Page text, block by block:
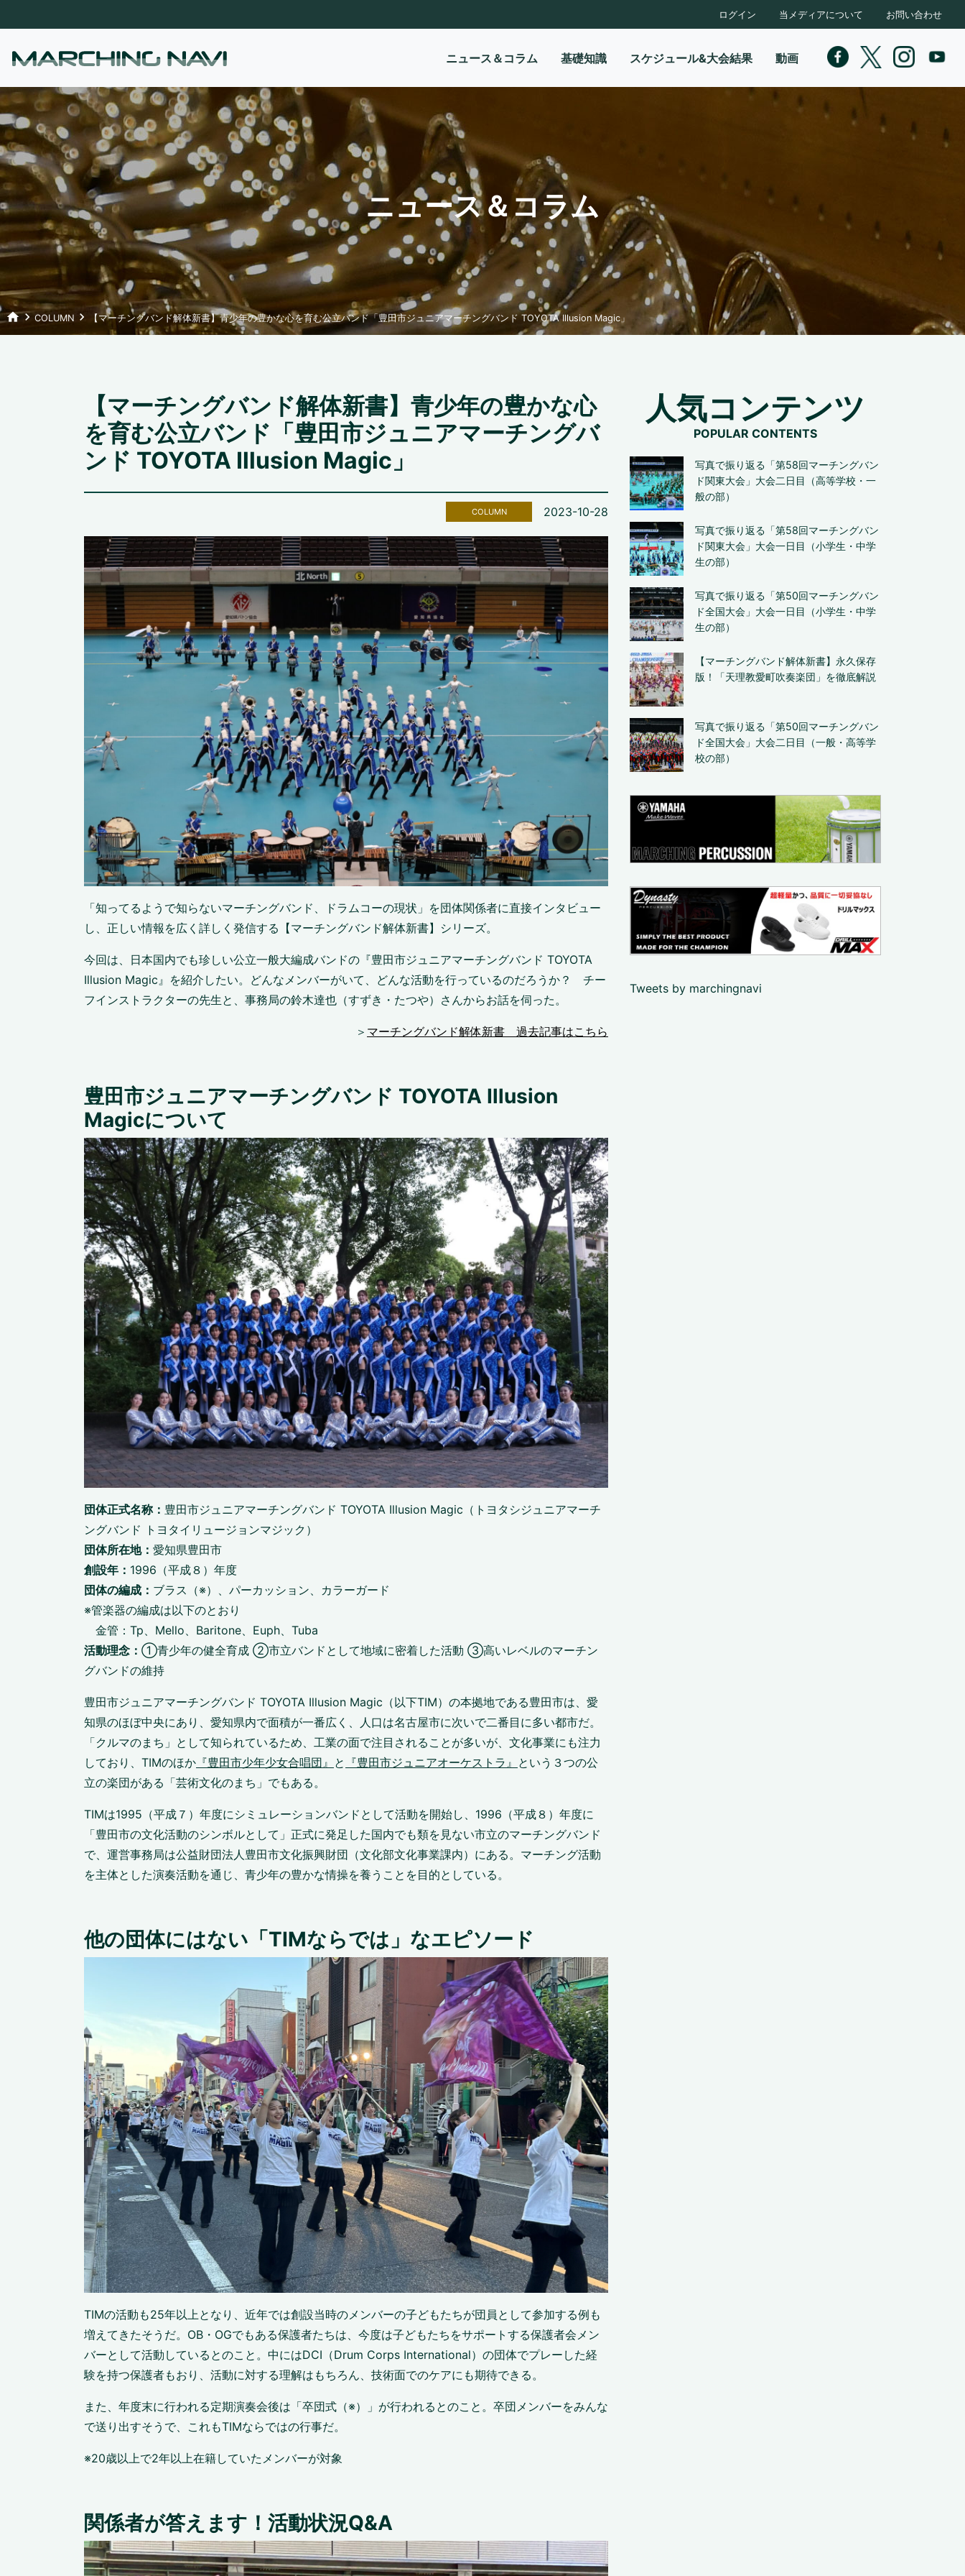
ログイン 当メディアについて お問い合わせ
ニュース＆コラム 基礎知識 スケジュール&大会結果 動画
ニュース＆コラム
homekeyboard_arrow_right COLUMN keyboard_arrow_right 【マーチングバンド解体新書】青少年の豊かな心を育む公立バンド「豊田市ジュニアマーチングバンド TOYOTA Illusion Magic」
【マーチングバンド解体新書】青少年の豊かな心
を育む公立バンド「豊田市ジュニアマーチングバ
ンド TOYOTA Illusion Magic」
COLUMN 2023-10-28
「知ってるようで知らないマーチングバンド、ドラムコーの現状」を団体関係者に直接インタビュー
し、正しい情報を広く詳しく発信する【マーチングバンド解体新書】シリーズ。
今回は、日本国内でも珍しい公立一般大編成バンドの『豊田市ジュニアマーチングバンド TOYOTA
Illusion Magic』を紹介したい。どんなメンバーがいて、どんな活動を行っているのだろうか？ チー
フインストラクターの先生と、事務局の鈴木達也（すずき・たつや）さんからお話を伺った。
＞ マーチングバンド解体新書 過去記事はこちら
豊田市ジュニアマーチングバンド TOYOTA Illusion
Magicについて
団体正式名称： 豊田市ジュニアマーチングバンド TOYOTA Illusion Magic（トヨタシジュニアマーチ
ングバンド トヨタイリュージョンマジック）
団体所在地： 愛知県豊田市
創設年： 1996（平成８）年度
団体の編成： ブラス（※）、パーカッション、カラーガード
※管楽器の編成は以下のとおり
金管：Tp、Mello、Baritone、Euph、Tuba
活動理念： ①青少年の健全育成 ②市立バンドとして地域に密着した活動 ③高いレベルのマーチン
グバンドの維持
豊田市ジュニアマーチングバンド TOYOTA Illusion Magic（以下TIM）の本拠地である豊田市は、愛
知県のほぼ中央にあり、愛知県内で面積が一番広く、人口は名古屋市に次いで二番目に多い都市だ。
「クルマのまち」として知られているため、工業の面で注目されることが多いが、文化事業にも注力
しており、TIMのほか 『豊田市少年少女合唱団』 と 『豊田市ジュニアオーケストラ』 という３つの公
立の楽団がある「芸術文化のまち」でもある。
TIMは1995（平成７）年度にシミュレーションバンドとして活動を開始し、1996（平成８）年度に
「豊田市の文化活動のシンボルとして」正式に発足した国内でも類を見ない市立のマーチングバンド
で、運営事務局は公益財団法人豊田市文化振興財団（文化部文化事業課内）にある。マーチング活動
を主体とした演奏活動を通じ、青少年の豊かな情操を養うことを目的としている。
他の団体にはない「TIMならでは」なエピソード
TIMの活動も25年以上となり、近年では創設当時のメンバーの子どもたちが団員として参加する例も
増えてきたそうだ。OB・OGでもある保護者たちは、今度は子どもたちをサポートする保護者会メン
バーとして活動しているとのこと。中にはDCI（Drum Corps International）の団体でプレーした経
験を持つ保護者もおり、活動に対する理解はもちろん、技術面でのケアにも期待できる。
また、年度末に行われる定期演奏会後は「卒団式（※）」が行われるとのこと。卒団メンバーをみんな
で送り出すそうで、これもTIMならではの行事だ。
※20歳以上で2年以上在籍していたメンバーが対象
関係者が答えます！活動状況Q&A
人気コンテンツ
写真で振り返る「第58回マーチングバン
ド関東大会」大会二日目（高等学校・一
般の部）
写真で振り返る「第58回マーチングバン
ド関東大会」大会一日目（小学生・中学
生の部）
写真で振り返る「第50回マーチングバン
ド全国大会」大会一日目（小学生・中学
生の部）
【マーチングバンド解体新書】永久保存
版！「天理教愛町吹奏楽団」を徹底解説
写真で振り返る「第50回マーチングバン
ド全国大会」大会二日目（一般・高等学
校の部）
Tweets by marchingnavi